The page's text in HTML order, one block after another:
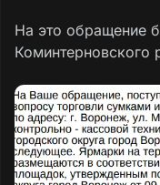
На это обращение
Коминтерновского